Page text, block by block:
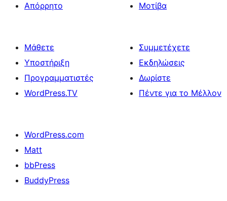
Απόρρητο
Μοτίβα
Μάθετε
Υποστήριξη
Προγραμματιστές
WordPress.TV
Συμμετέχετε
Εκδηλώσεις
Δωρίστε
Πέντε για το Μέλλον
WordPress.com
Matt
bbPress
BuddyPress